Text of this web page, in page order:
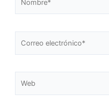
electrónico*